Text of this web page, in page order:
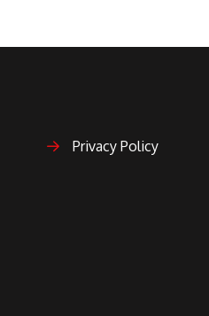
Privacy Policy